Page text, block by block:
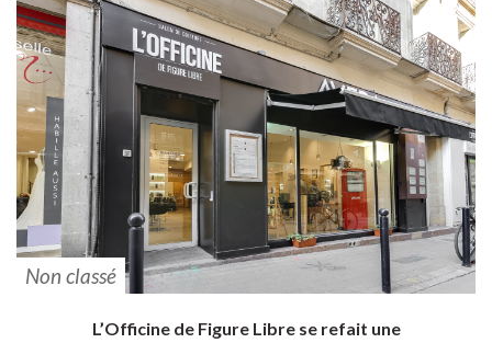
Non classé
L’Officine de Figure Libre se refait une